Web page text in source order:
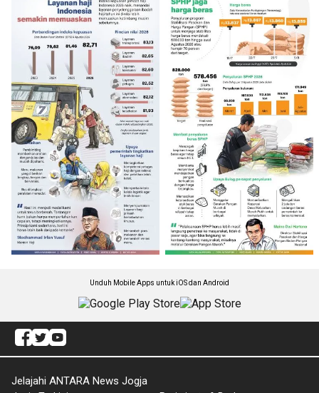
Unduh Mobile Apps untuk iOS dan Android
Jelajahi ANTARA News Jogja